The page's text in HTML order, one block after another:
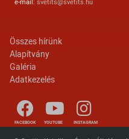
Lábléc 2
Összes hírünk
Alapítvány
Galéria
Adatkezelés
FACEBOOK YOUTUBE INSTAGRAM